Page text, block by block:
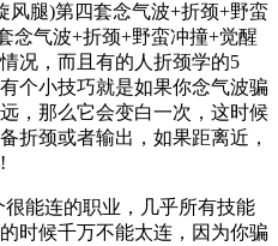
风腿)第四套念气波+折颈+野蛮
念气波+折颈+野蛮冲撞+觉醒
况，而且有的人折颈学的5
个小技巧就是如果你念气波骗
，那么它会变白一次，这时候
折颈或者输出，如果距离近，
能连的职业，几乎所有技能
时候千万不能太连，因为你骗